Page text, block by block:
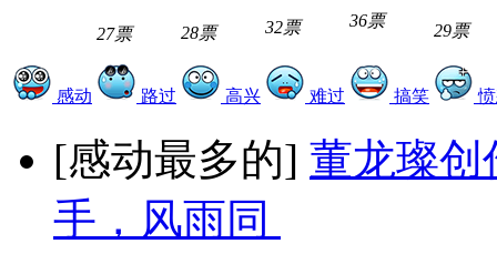
感动
27票
路过
28票
高兴
32票
难过
36票
搞笑
29票
[感动最多的] 董龙璨创
手，风雨同